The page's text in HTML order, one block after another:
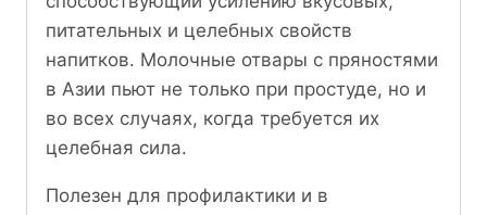
питательных и целебных свойств
напитков. Молочные отвары с пряностями
в Азии пьют не только при простуде, но и
во всех случаях, когда требуется их
целебная сила.
Полезен для профилактики и в